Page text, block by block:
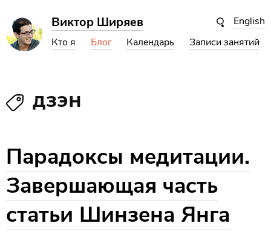
English
Виктор Ширяев
Кто я Блог Календарь Записи занятий
дзэн
Парадоксы медитации.
Завершающая часть
статьи Шинзена Янга